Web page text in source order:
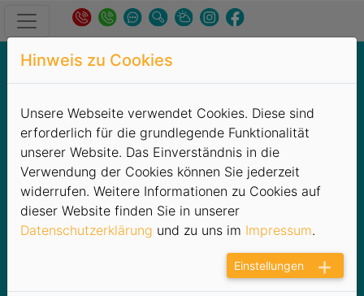
Kundenservice →Formularcenter
Anmeldung
Umzugsmitteilung
Kündigung
Widerruf
Zählerstandmitteilung
SEPA-Lastschriftmandat
Stichtagsvereinbarung
Datenschutzgrundverordnung
Hinweis zu Cookies
Unsere Webseite verwendet Cookies. Diese sind
erforderlich für die grundlegende Funktionalität
unserer Website. Das Einverständnis in die
Verwendung der Cookies können Sie jederzeit
widerrufen. Weitere Informationen zu Cookies auf
dieser Website finden Sie in unserer
Datenschutzerklärung und zu uns im Impressum.
Einstellungen